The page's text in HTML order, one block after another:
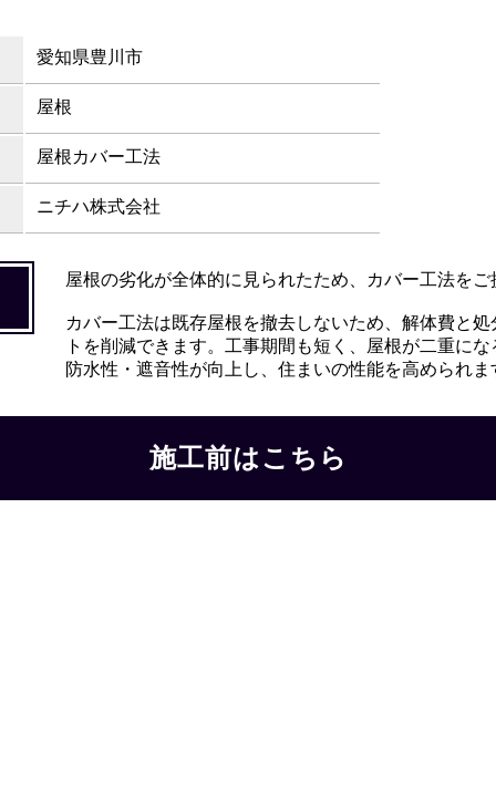
愛知県豊川市
屋根
屋根カバー工法
ニチハ株式会社
屋根の劣化が全体的に見られたため、カバー工法を
カバー工法は既存屋根を撤去しないため、解体費と
トを削減できます。工事期間も短く、屋根が二重に
防水性・遮音性が向上し、住まいの性能を高められま
施工前はこちら